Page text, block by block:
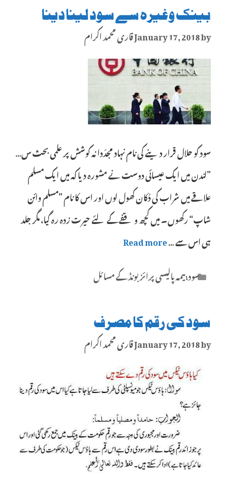
بینک وغیرہ سے سود لینا دینا
January 17, 2018by قاری محمد اکرام
سود کو حلال قرار دینے کی نام نہاد مجدّدانہ کوشش پر علمی بحث س…
”لندن میں ایک عیسائی دوست نے مشورہ دیا کہ میں ایک مسلم
علاقے میں شراب کی دُکان کھول لوں اور اس کا نام ”مسلم وائن
شاپ“ رکھوں۔ میں کچھ وقفے کے لئے حیرت زدہ رہ گیا، مگر جلد
ہی اس سے …Read more
Categories
سود،بیمہ پالیسی پرائز بونڈ کے مسائل
سود کی رقم کا مصرف
January 17, 2018by قاری محمد اکرام